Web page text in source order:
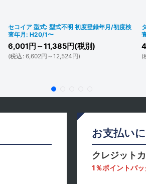
セコイア 型式: 型式不明 初度登録年月/初度検
査年月: H20/1〜
6,001 円 ～11,385円(税別)
(税込 : 6,602円 ～12,524円) (
お支払い
クレジット
1％ポイントバッ